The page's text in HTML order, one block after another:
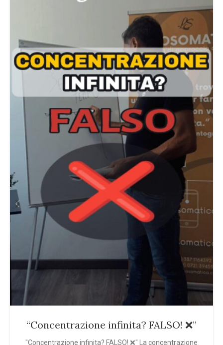
“Concentrazione infinita? FALSO! ❌”
"Concentrazione infinita? FALSO! ❌" La concentrazione